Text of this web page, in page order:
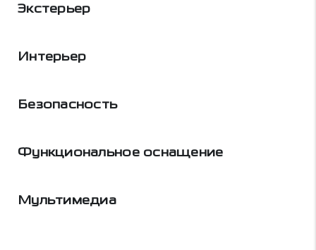
Экстерьер
Интерьер
Безопасность
Функциональное оснащение
Мультимедиа